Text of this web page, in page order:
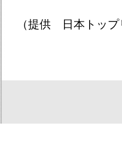
（提供 日本トップ